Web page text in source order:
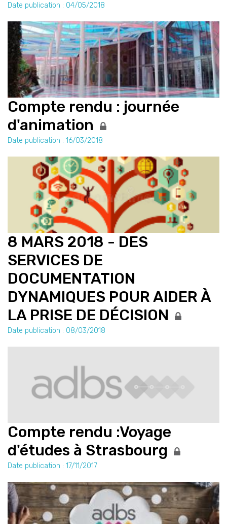
Date publication : 04/05/2018
Compte rendu : journée
d'animation
Date publication : 16/03/2018
8 MARS 2018 - DES
SERVICES DE
DOCUMENTATION
DYNAMIQUES POUR AIDER À
LA PRISE DE DÉCISION
Date publication : 08/03/2018
Compte rendu :Voyage
d'études à Strasbourg
Date publication : 17/11/2017